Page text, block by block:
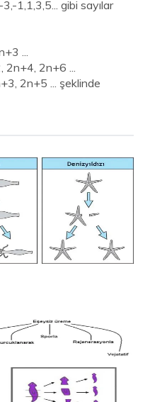
3,-1,1,3,5... gibi sayılar
...
2n+4, 2n+6 ...
2n+5 ... şeklinde